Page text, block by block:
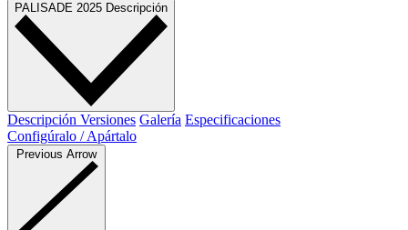
PALISADE 2025 Descripción
Descripción Versiones Galería Especificaciones
Configúralo / Apártalo
Previous Arrow